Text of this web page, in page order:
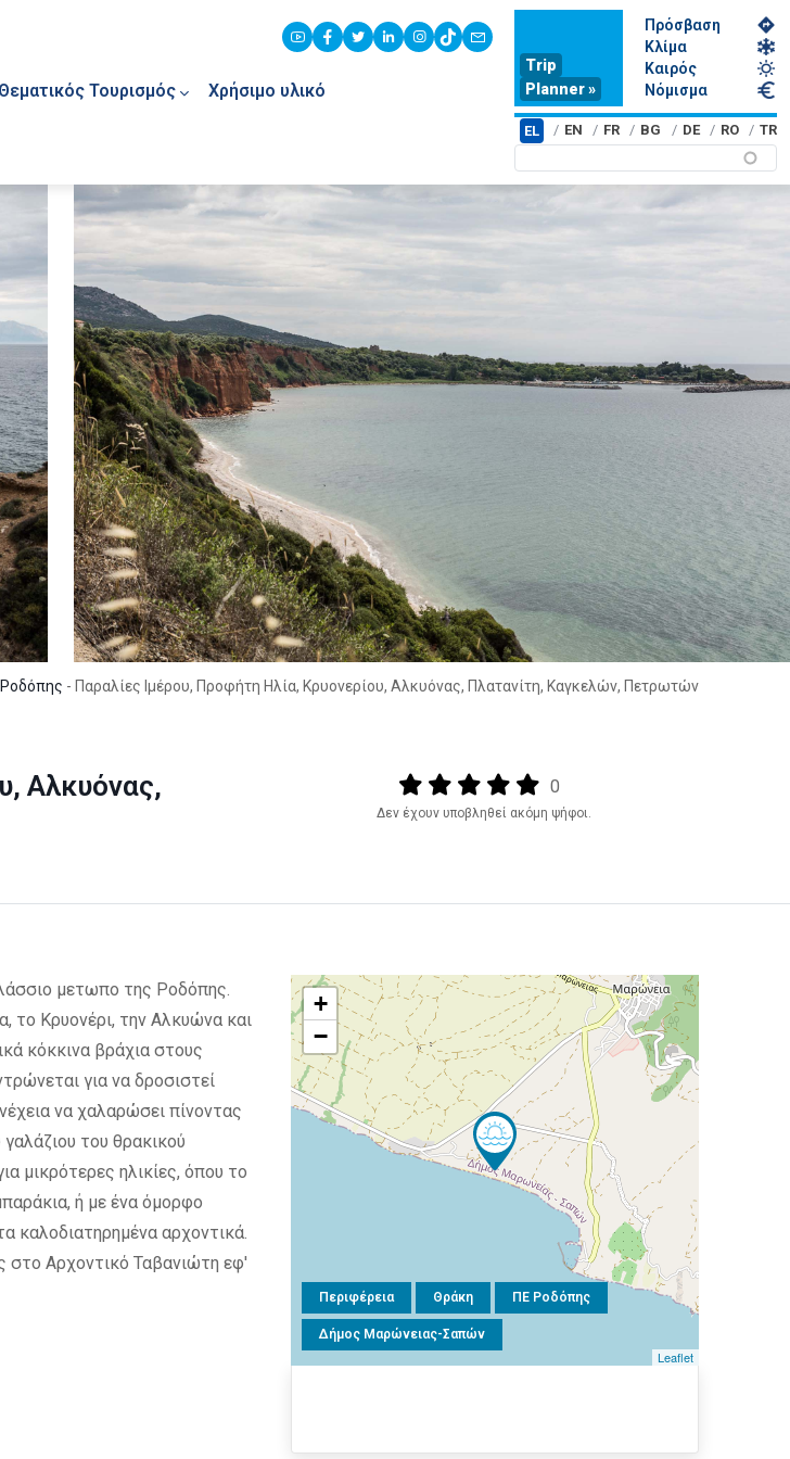
Θεματικός Τουρισμός Χρήσιμο υλικό
youtubefacebook
twitterlinkedininstagram
tiktokcontact
Trip
Planner »
Πρόσβαση
Κλίμα
Καιρός
Νόμισμα
EL EN FR BG DE RO TR
Ροδόπης - Παραλίες Ιμέρου, Προφήτη Ηλία, Κρυονερίου, Αλκυόνας, Πλατανίτη, Καγκελών, Πετρωτών
Αλκυόνας,
Output format
(star)(star)(star)(star)(star)
0
Δεν έχουν υποβληθεί ακόμη ψήφοι.
μετωπο της Ροδόπης.
το Κρυονέρι, την Αλκυώνα και
κόκκινα βράχια στους
για να δροσιστεί
να χαλαρώσει πίνοντας
του θρακικού
μικρότερες ηλικίες, όπου το
ή με ένα όμορφο
καλοδιατηρημένα αρχοντικά.
στο Αρχοντικό Ταβανιώτη εφ'
Περιφέρεια Θράκη ΠΕ Ροδόπης
Δήμος Μαρώνειας-Σαπών
+
−
Leaflet